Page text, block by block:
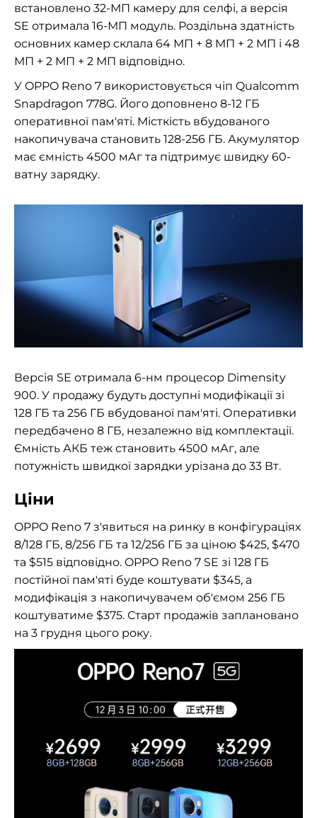
встановлено 32-МП камеру для селфі, а версія
SE отримала 16-МП модуль. Роздільна здатність
основних камер склала 64 МП + 8 МП + 2 МП і 48
МП + 2 МП + 2 МП відповідно.
У OPPO Reno 7 використовується чіп Qualcomm
Snapdragon 778G. Його доповнено 8-12 ГБ
оперативної пам'яті. Місткість вбудованого
накопичувача становить 128-256 ГБ. Акумулятор
має ємність 4500 мАг та підтримує швидку 60-
ватну зарядку.
Версія SE отримала 6-нм процесор Dimensity
900. У продажу будуть доступні модифікації зі
128 ГБ та 256 ГБ вбудованої пам'яті. Оперативки
передбачено 8 ГБ, незалежно від комплектації.
Ємність АКБ теж становить 4500 мАг, але
потужність швидкої зарядки урізана до 33 Вт.
Ціни
OPPO Reno 7 з'явиться на ринку в конфігураціях
8/128 ГБ, 8/256 ГБ та 12/256 ГБ за ціною $425, $470
та $515 відповідно. OPPO Reno 7 SE зі 128 ГБ
постійної пам'яті буде коштувати $345, а
модифікація з накопичувачем об'ємом 256 ГБ
коштуватиме $375. Старт продажів заплановано
на 3 грудня цього року.